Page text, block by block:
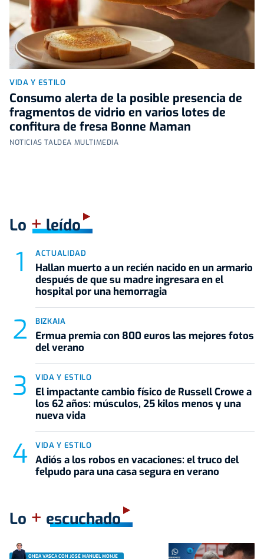
VIDA Y ESTILO
Consumo alerta de la posible presencia de
fragmentos de vidrio en varios lotes de
confitura de fresa Bonne Maman
NOTICIAS TALDEA MULTIMEDIA
Lo +leído
ACTUALIDAD
Hallan muerto a un recién nacido en un armario
después de que su madre ingresara en el
hospital por una hemorragia
BIZKAIA
Ermua premia con 800 euros las mejores fotos
del verano
VIDA Y ESTILO
El impactante cambio físico de Russell Crowe a
los 62 años: músculos, 25 kilos menos y una
nueva vida
VIDA Y ESTILO
Adiós a los robos en vacaciones: el truco del
felpudo para una casa segura en verano
Lo + escuchado
ONDA VASCA CON JOSÉ MANUEL MONJE